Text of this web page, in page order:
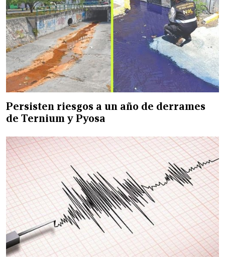
Persisten riesgos a un año de derrames
de Ternium y Pyosa